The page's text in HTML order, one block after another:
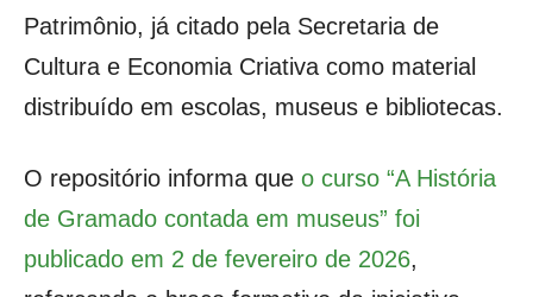
Patrimônio, já citado pela Secretaria de
Cultura e Economia Criativa como material
distribuído em escolas, museus e bibliotecas.
O repositório informa que o curso “A História
de Gramado contada em museus” foi
publicado em 2 de fevereiro de 2026,